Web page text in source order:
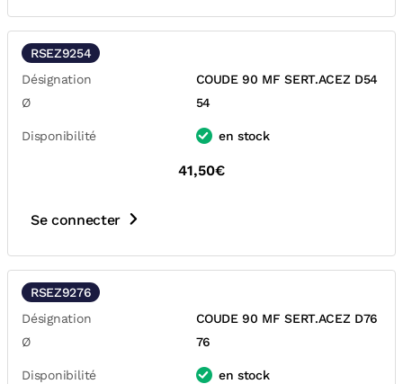
RSEZ9254
Désignation
COUDE 90 MF SERT.ACEZ D54
Ø
54
Disponibilité en stock
41,50€
Se connecter
RSEZ9276
Désignation
COUDE 90 MF SERT.ACEZ D76
Ø
76
Disponibilité en stock